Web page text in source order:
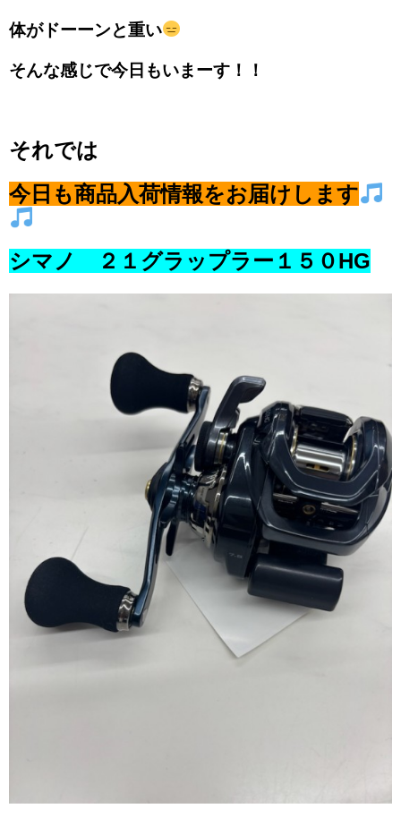
体がドーーンと重い
そんな感じで今日もいまーす！！
それでは
今日も商品入荷情報をお届けします
シマノ ２１グラップラー１５０HG